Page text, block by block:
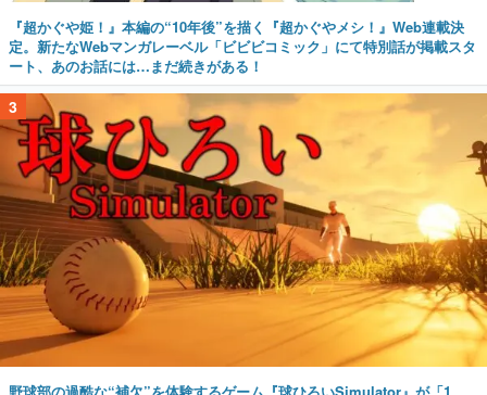
『超かぐや姫！』本編の“10年後”を描く『超かぐやメシ！』Web連載決
定。新たなWebマンガレーベル「ビビビコミック」にて特別話が掲載スタ
ート、あのお話には…まだ続きがある！
3